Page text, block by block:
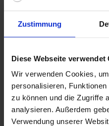
Zustimmung
Diese Webseite verwendet
Wir verwenden Cookies,
personalisieren,
zu können und die Zugriffe
analysieren. Außerdem
Verwendung unserer
25 Sep. 2027 Nächte
Innenkabineab
Nur Kreuzfahrt
Westliches Mittelmeer
der Royal Clipper